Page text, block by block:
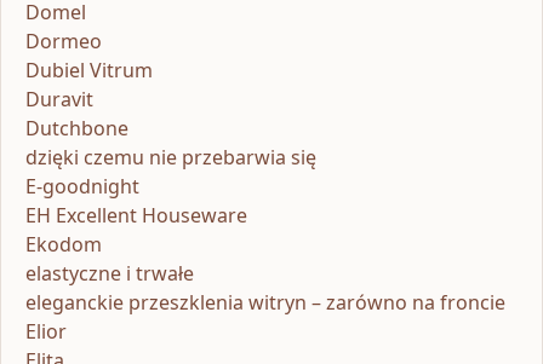
Domel
Dormeo
Dubiel Vitrum
Duravit
Dutchbone
dzięki czemu nie przebarwia się
E-goodnight
EH Excellent Houseware
Ekodom
elastyczne i trwałe
eleganckie przeszklenia witryn – zarówno na froncie
Elior